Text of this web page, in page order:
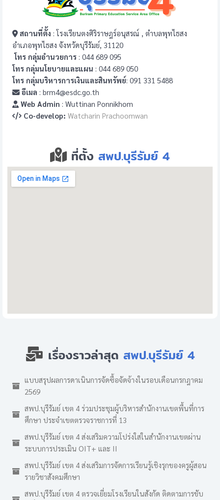
สถานที่ตั้ง : โรงเรียนตงศิริราษฎร์อนุสรณ์ , ตำบลพุทไธสง
อำเภอพุทไธสง จังหวัดบุรีรัมย์, 31120
โทร กลุ่มอำนวยการ : 044 689 095
โทร กลุ่มนโยบายและแผน : 044 689 050
โทร กลุ่มบริหารการเงินและสินทรัพย์: 091 331 5488
อีเมล : brm4@esdc.go.th
Web Admin : Wuttinan Ponnikhom
Co-develop: Watcharin Prachoomwan
ที่ตั้ง สพป.บุรีรัมย์ 4
เรื่องราวล่าสุด สพป.บุรีรัมย์ 4
แบบสรุปผลการดาเนินการจัดซื้อจัดจ้างในรอบเดือนกรกฎาคม
2569
สพป.บุรีรัมย์ เขต 4 ร่วมประชุมผู้บริหารสำนักงานเขตพื้นที่การ
ศึกษา ประจำเขตตรวจราชการที่ 13
สพป.บุรีรัมย์ เขต 4 ส่งเสริมความโปร่งใสในสำนักงานเขตผ่าน
ระบบการประเมิน OIT+ และ II
สพป.บุรีรัมย์ เขต 4 ส่งเสริมการจัดการเรียนรู้เชิงรุกของครูผู้สอน
รายวิชาสังคมศึกษา
สพป.บุรีรัมย์ เขต 4 ตรวจเยี่ยมโรงเรียนในสังกัด ติดตามการขับ